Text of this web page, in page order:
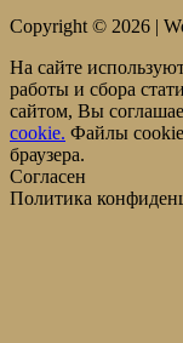
Copyright © 2026 |
На сайте
работы и сбора
сайтом, Вы
cookie. Файлы
браузера.
Согласен
Политика